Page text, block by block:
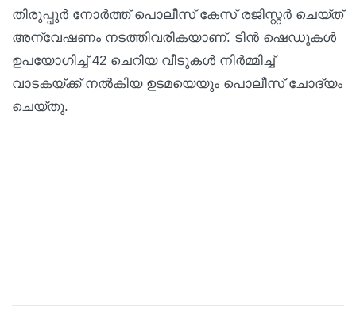
തിരുപ്പൂർ നോർത്ത് പൊലീസ് കേസ് രജിസ്റ്റർ ചെയ്ത്
അന്വേഷണം നടത്തിവരികയാണ്. ടിൻ ഷെഡുകൾ
ഉപയോഗിച്ച് 42 ചെറിയ വീടുകൾ നിർമ്മിച്ച്
വാടകയ്ക്ക് നൽകിയ ഉടമയെയും പൊലീസ് ചോദ്യം
ചെയ്തു.